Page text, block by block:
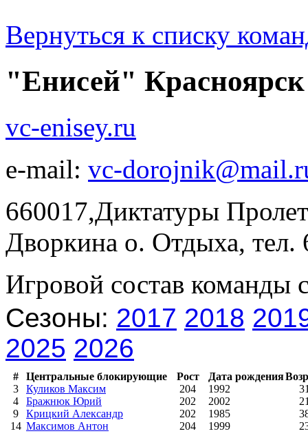
Вернуться к списку
"Енисей" Красноярск
vc-enisey.ru
e-mail: vc-
660017,Диктатуры
Дворкина о. Отдыха, тел.
Игровой состав команды
Сезоны: 2017 2018
2025 2026
# Центральные блокирующие Рост Дата рождения
3
Куликов Максим 204 1992
4
Бражнюк Юрий 202 2002
9
Крицкий Александр 202 1985
14 Максимов Антон 204 1999